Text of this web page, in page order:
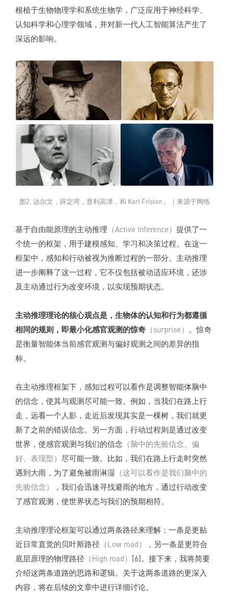
根植于生物物理学和系统生物学，广泛应用于神经科学、
认知科学和心理学领域，并对新一代人工智能算法产生了
深远的影响。
图2. 达尔文，薛定谔，普利高津，和 Karl Friston 。｜来源于网络
基于自由能原理的主动推理 （Active Inference） 提供了一
个统一的框架，用于建模感知、学习和决策过程。在这一
框架中，感知和行动被视为推断过程的一部分。主动推理
进一步阐释了这一过程，它不仅包括被动适应环境，还涉
及主动通过行为改变环境，以实现预期状态。
主动推理理论的核心观点是，生物体的认知和行为都遵循
相同的规则，即最小化感官观测的惊奇 （surprise）
。惊奇
是衡量智能体当前感官观测与偏好观测之间的差异的指
标。
在主动推理框架下，感知过程可以看作是调整智能体脑中
的信念，使其与观测尽可能一致。例如，当我们在路上行
走，远看一个人影，走近后发现其实是一棵树，我们就更
新了之前的错误信念。另一方面，行动过程则是通过改变
世界，使感官观测与我们的信念 （脑中的先验信念、偏
好、表现型） 尽可能一致。比如，我们在路上行走时突然
遇到大雨，为了避免被雨淋湿 （这可以看作是我们脑中的
先验信念）
，我们会迅速寻找避雨的地方，通过行动改变
了感官观测，使世界状态与我们的预期相符。
主动推理理论框架可以通过两条路径来理解：一条是更贴
近日常直觉的贝叶斯路径 （Low road）
，另一条是更符合
底层原理的物理路径 （High road） [6]。接下来，我将简要
介绍这两条道路的思路和逻辑。关于这两条道路的更深入
内容，将在后续的文章中进行详细讨论。